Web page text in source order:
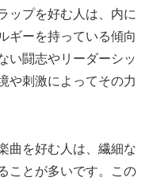
ップを好む人は、内に
ギーを持っている傾向
い闘志やリーダーシッ
や刺激によってその力
曲を好む人は、繊細な
ことが多いです。この